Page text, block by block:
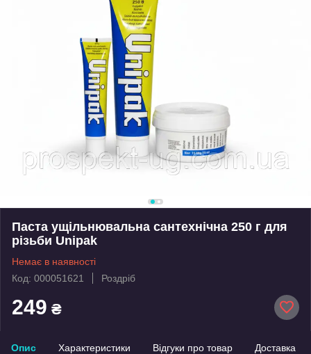
Паста ущільнювальна сантехнічна 250 г для
різьби Unipak
Немає в наявності
Код: 000051621
Роздріб
249 ₴
Опис Характеристики Відгуки про товар Доставка